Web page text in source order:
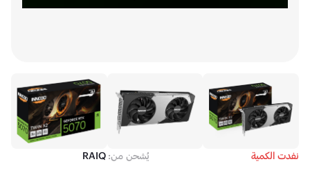
نفدت الكمية يُشحن من: RAIQ